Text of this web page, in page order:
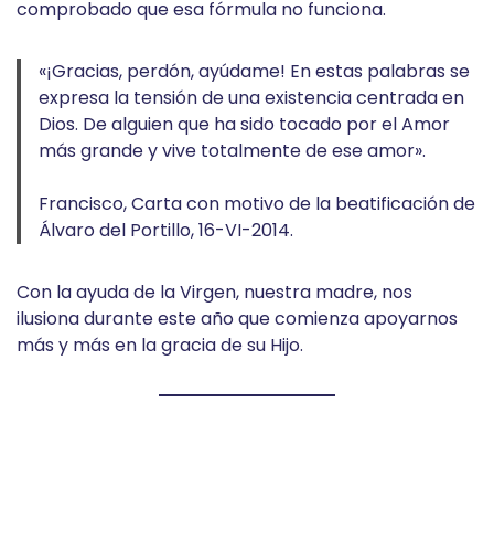
comprobado que esa fórmula no funciona.
«¡Gracias, perdón, ayúdame! En estas palabras se
expresa la tensión de una existencia centrada en
Dios. De alguien que ha sido tocado por el Amor
más grande y vive totalmente de ese amor».
Francisco, Carta con motivo de la beatificación de
Álvaro del Portillo, 16-VI-2014.
Con la ayuda de la Virgen, nuestra madre, nos
ilusiona durante este año que comienza apoyarnos
más y más en la gracia de su Hijo.